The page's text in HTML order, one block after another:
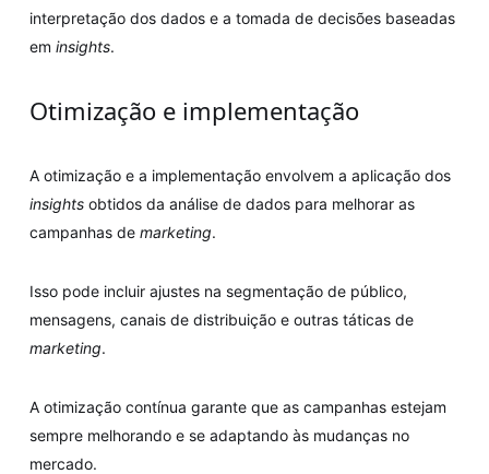
interpretação dos dados e a tomada de decisões baseadas
em insights.
Otimização e implementação
A otimização e a implementação envolvem a aplicação dos
insights obtidos da análise de dados para melhorar as
campanhas de marketing.
Isso pode incluir ajustes na segmentação de público,
mensagens, canais de distribuição e outras táticas de
marketing.
A otimização contínua garante que as campanhas estejam
sempre melhorando e se adaptando às mudanças no
mercado.